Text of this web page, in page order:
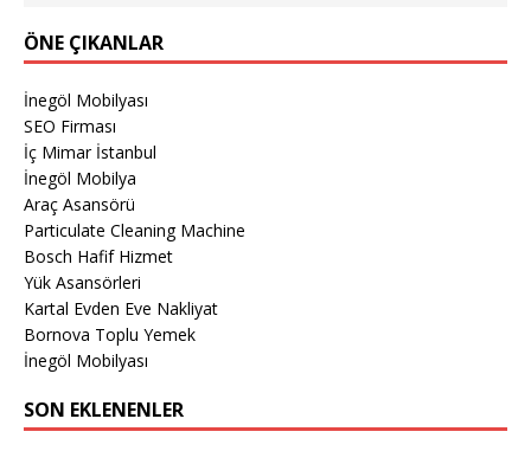
ÖNE ÇIKANLAR
İnegöl Mobilyası
SEO Firması
İç Mimar İstanbul
İnegöl Mobilya
Araç Asansörü
Particulate Cleaning Machine
Bosch Hafif Hizmet
Yük Asansörleri
Kartal Evden Eve Nakliyat
Bornova Toplu Yemek
İnegöl Mobilyası
SON EKLENENLER